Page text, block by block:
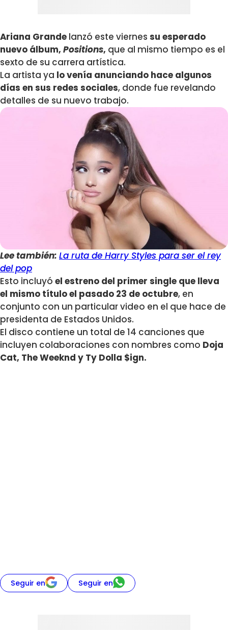
Ariana Grande lanzó este viernes su esperado
nuevo álbum, Positions, que al mismo tiempo es el
sexto de su carrera artística.
La artista ya lo venía anunciando hace algunos
días en sus redes sociales, donde fue revelando
detalles de su nuevo trabajo.
Lee también: La ruta de Harry Styles para ser el rey
del pop
Esto incluyó el estreno del primer single que lleva
el mismo título el pasado 23 de octubre, en
conjunto con un particular video en el que hace de
presidenta de Estados Unidos.
El disco contiene un total de 14 canciones que
incluyen colaboraciones con nombres como Doja
Cat, The Weeknd y Ty Dolla $ign.
Seguir en Seguir en